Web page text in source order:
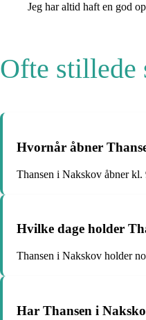
Jeg har altid haft en god
Ofte stillede
Hvornår åbner
Thansen i Nakskov åbner
Hvilke dage holder
Thansen i Nakskov holder
Har Thansen i